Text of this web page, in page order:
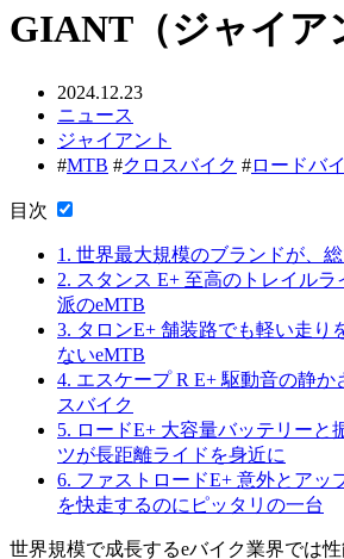
GIANT（ジャイア
2024.12.23
ニュース
ジャイアント
#MTB #クロスバイク #ロードバ
目次
1. 世界最大規模のブランドが、
2. スタンス E+ 至高のトレイル
派のeMTB
3. タロンE+ 舗装路でも軽い走り
ないeMTB
4. エスケープ R E+ 駆動音の静か
スバイク
5. ロードE+ 大容量バッテリーと
ツが長距離ライドを身近に
6. ファストロードE+ 意外とアッ
を快走するのにピッタリの一台
世界規模で成長するeバイク業界では